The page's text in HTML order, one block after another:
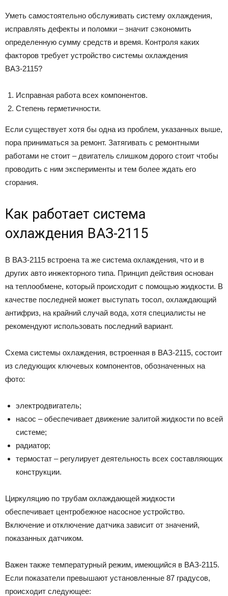
Уметь самостоятельно обслуживать систему охлаждения,
исправлять дефекты и поломки – значит сэкономить
определенную сумму средств и время. Контроля каких
факторов требует устройство системы охлаждения
ВАЗ-2115?
Исправная работа всех компонентов.
Степень герметичности.
Если существует хотя бы одна из проблем, указанных выше,
пора приниматься за ремонт. Затягивать с ремонтными
работами не стоит – двигатель слишком дорого стоит чтобы
проводить с ним эксперименты и тем более ждать его
сгорания.
Как работает система
охлаждения ВАЗ-2115
В ВАЗ-2115 встроена та же система охлаждения, что и в
других авто инжекторного типа. Принцип действия основан
на теплообмене, который происходит с помощью жидкости. В
качестве последней может выступать тосол, охлаждающий
антифриз, на крайний случай вода, хотя специалисты не
рекомендуют использовать последний вариант.
Схема системы охлаждения, встроенная в ВАЗ-2115, состоит
из следующих ключевых компонентов, обозначенных на
фото:
электродвигатель;
насос – обеспечивает движение залитой жидкости по всей
системе;
радиатор;
термостат – регулирует деятельность всех составляющих
конструкции.
Циркуляцию по трубам охлаждающей жидкости
обеспечивает центробежное насосное устройство.
Включение и отключение датчика зависит от значений,
показанных датчиком.
Важен также температурный режим, имеющийся в ВАЗ-2115.
Если показатели превышают установленные 87 градусов,
происходит следующее: